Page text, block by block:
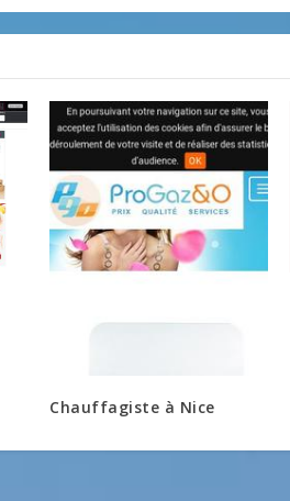
Chauffagiste à Nice